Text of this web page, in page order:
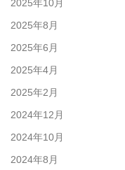
2025年10月
2025年8月
2025年6月
2025年4月
2025年2月
2024年12月
2024年10月
2024年8月